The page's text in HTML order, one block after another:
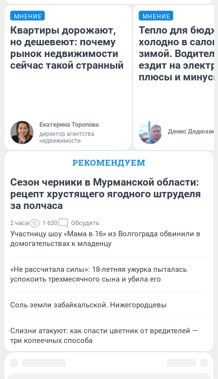
МНЕНИЕ
Квартиры дорожают,
но дешевеют: почему
рынок недвижимости
сейчас такой странный
Екатерина Торопова
директор агентства
недвижимости
МНЕНИЕ
Тепло для
холодно в
зимой.
ездит на
плюсы и
Денис Дедюхин
РЕКОМЕНДУЕМ
Сезон черники в Мурманской области:
рецепт хрустящего ягодного штруделя
за полчаса
2 часа 1 620 Обсудить
Участницу шоу «Мама в 16» из Волгограда обвинили в
домогательствах к младенцу
«Не рассчитала силы»: 18-летняя ужурка пыталась
успокоить трехмесячного сына и убила его
Соль земли забайкальской. Нижегородцевы
Слизни атакуют: как спасти цветник от вредителей —
три копеечных способа